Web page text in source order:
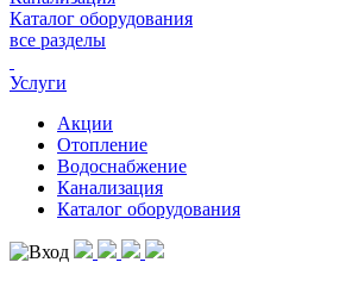
Каталог оборудования
все разделы
Услуги
Акции
Отопление
Водоснабжение
Канализация
Каталог оборудования